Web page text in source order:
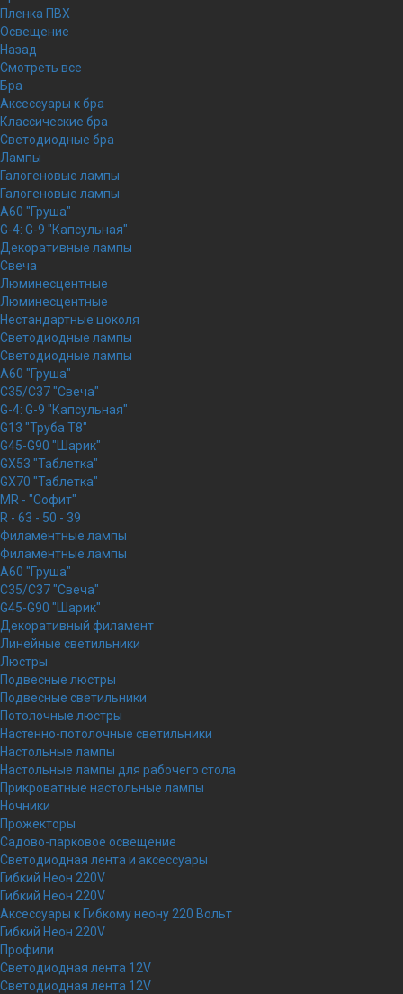
Пленка ПВХ
Освещение
Назад
Смотреть все
Бра
Аксессуары к бра
Классические бра
Светодиодные бра
Лампы
Галогеновые лампы
Галогеновые лампы
A60 "Груша"
G-4: G-9 "Капсульная"
Декоративные лампы
Свеча
Люминесцентные
Люминесцентные
Нестандартные цоколя
Светодиодные лампы
Светодиодные лампы
A60 "Груша"
C35/C37 "Свеча"
G-4: G-9 "Капсульная"
G13 "Труба Т8"
G45-G90 "Шарик"
GX53 "Таблетка"
GX70 "Таблетка"
MR - "Софит"
R - 63 - 50 - 39
Филаментные лампы
Филаментные лампы
A60 "Груша"
C35/C37 "Свеча"
G45-G90 "Шарик"
Декоративный филамент
Линейные светильники
Люстры
Подвесные люстры
Подвесные светильники
Потолочные люстры
Настенно-потолочные светильники
Настольные лампы
Настольные лампы для рабочего стола
Прикроватные настольные лампы
Ночники
Прожекторы
Садово-парковое освещение
Светодиодная лента и аксессуары
Гибкий Неон 220V
Гибкий Неон 220V
Аксессуары к Гибкому неону 220 Вольт
Гибкий Неон 220V
Профили
Светодиодная лента 12V
Светодиодная лента 12V